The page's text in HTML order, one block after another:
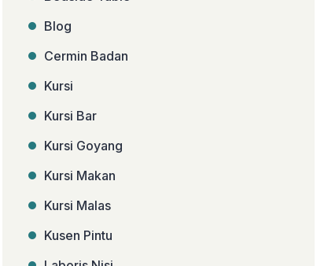
Blog
Cermin Badan
Kursi
Kursi Bar
Kursi Goyang
Kursi Makan
Kursi Malas
Kusen Pintu